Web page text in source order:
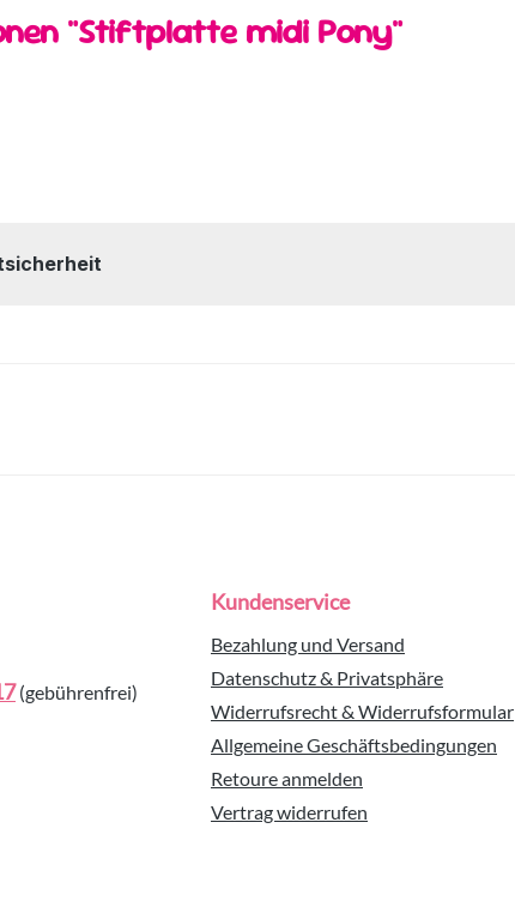
"Stiftplatte midi Pony"
(gebührenfrei)
Kundenservice
Bezahlung und Versand
Datenschutz & Privatsphäre
Widerrufsrecht & Widerrufsformular
Allgemeine Geschäftsbedingungen
Retoure anmelden
Vertrag widerrufen